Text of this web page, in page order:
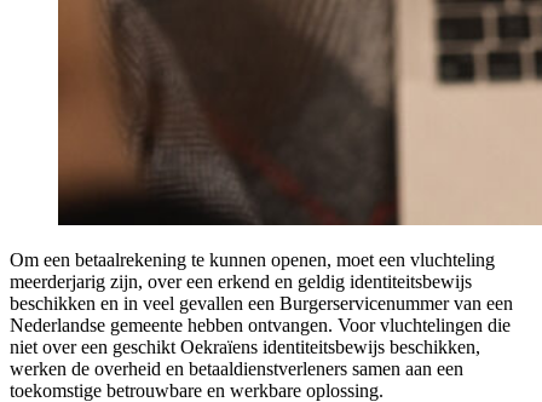
Om een betaalrekening te kunnen openen, moet een vluchteling
meerderjarig zijn, over een erkend en geldig identiteitsbewijs
beschikken en in veel gevallen een Burgerservicenummer van een
Nederlandse gemeente hebben ontvangen. Voor vluchtelingen die
niet over een geschikt Oekraïens identiteitsbewijs beschikken,
werken de overheid en betaaldienstverleners samen aan een
toekomstige betrouwbare en werkbare oplossing.